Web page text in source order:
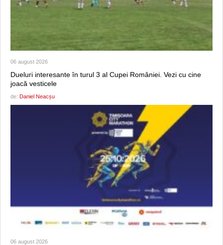
06 august 2026
Dueluri interesante în turul 3 al Cupei României. Vezi cu cine
joacă vesticele
de: Daniel Neacșu
06 august 2026